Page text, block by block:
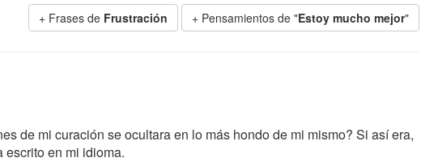
+ Frases de Frustración + Pensamientos de "Estoy mucho mejor"
de mi curación se ocultara en lo más hondo de mi mismo? Si así era,
escrito en mi idioma.